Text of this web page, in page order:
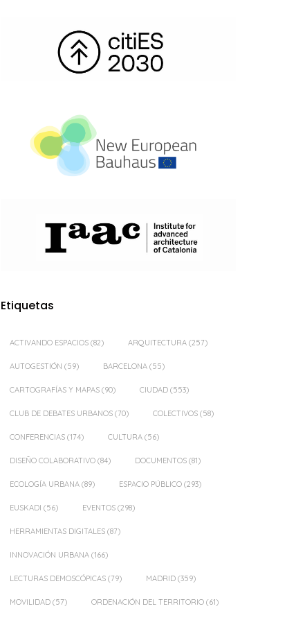
Etiquetas
ACTIVANDO ESPACIOS (82) ARQUITECTURA (257)
AUTOGESTIÓN (59) BARCELONA (55)
CARTOGRAFÍAS Y MAPAS (90) CIUDAD (553)
CLUB DE DEBATES URBANOS (70) COLECTIVOS (58)
CONFERENCIAS (174) CULTURA (56)
DISEÑO COLABORATIVO (84) DOCUMENTOS (81)
ECOLOGÍA URBANA (89) ESPACIO PÚBLICO (293)
EUSKADI (56) EVENTOS (298)
HERRAMIENTAS DIGITALES (87)
INNOVACIÓN URBANA (166)
LECTURAS DEMOSCÓPICAS (79) MADRID (359)
MOVILIDAD (57) ORDENACIÓN DEL TERRITORIO (61)